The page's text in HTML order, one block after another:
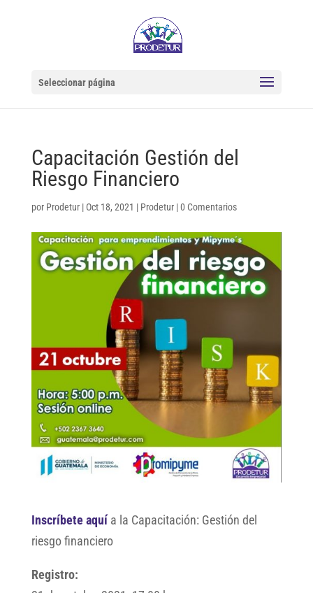
Seleccionar página
Capacitación Gestión del
Riesgo Financiero
por Prodetur| Oct 18, 2021 | Prodetur|0 Comentarios
Inscríbete aquía la Capacitación: Gestión del
riesgo financiero
Registro: